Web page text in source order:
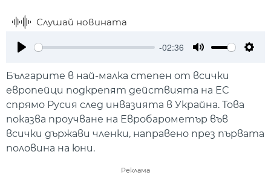
Слушай новината
-02:36
Българите в най-малка степен от всички
европейци подкрепят действията на ЕС
спрямо Русия след инвазията в Украйна. Това
показва проучване на Евробарометър във
всички държави членки, направено през първата
половина на юни.
Реклама